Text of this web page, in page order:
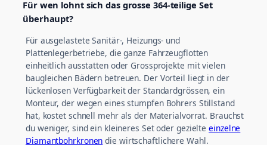
Für wen lohnt sich das grosse 364-teilige Set
überhaupt?
Für ausgelastete Sanitär-, Heizungs- und
Plattenlegerbetriebe, die ganze Fahrzeugflotten
einheitlich ausstatten oder Grossprojekte mit vielen
baugleichen Bädern betreuen. Der Vorteil liegt in der
lückenlosen Verfügbarkeit der Standardgrössen, ein
Monteur, der wegen eines stumpfen Bohrers Stillstand
hat, kostet schnell mehr als der Materialvorrat. Brauchst
du weniger, sind ein kleineres Set oder gezielteeinzelne
Diamantbohrkronen die wirtschaftlichere Wahl.